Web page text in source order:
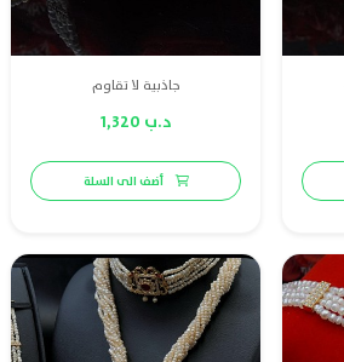
جاذبية لا تقاوم
د.ب 1,320
أضف الى السلة